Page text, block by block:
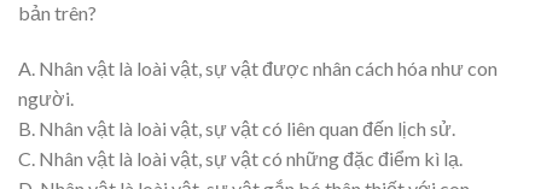
bản trên?
A. Nhân vật là loài vật, sự vật được nhân cách hóa như con
người.
B. Nhân vật là loài vật, sự vật có liên quan đến lịch sử.
C. Nhân vật là loài vật, sự vật có những đặc điểm kì lạ.